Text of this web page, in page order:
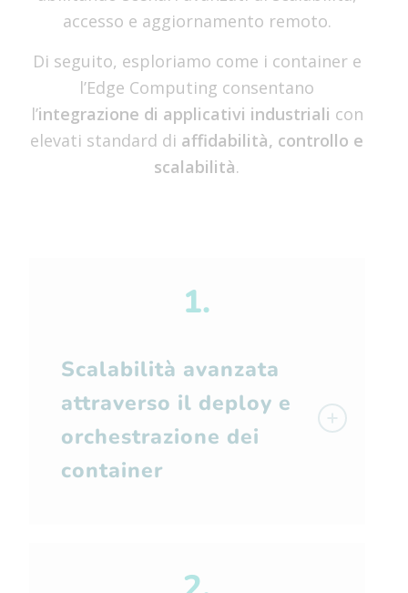
accesso e aggiornamento remoto.
Di seguito, esploriamo come i container e
l’Edge Computing consentano
l’integrazione di applicativi industriali con
elevati standard di affidabilità, controllo e
scalabilità.
1.
Scalabilità avanzata
attraverso il deploy e
orchestrazione dei
container